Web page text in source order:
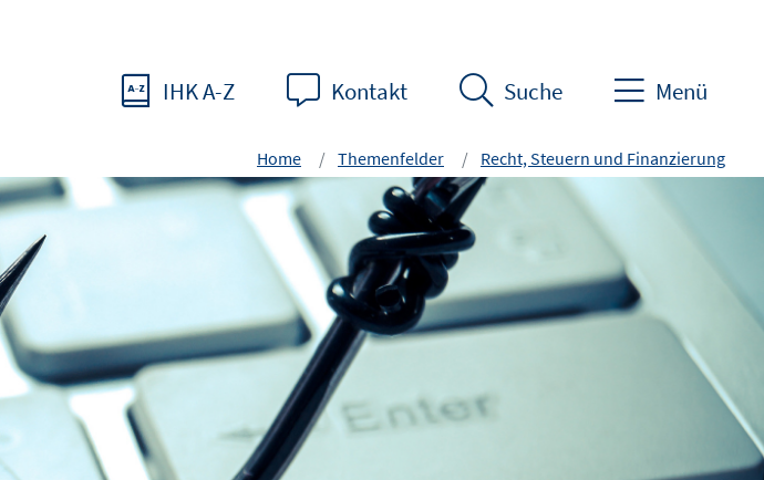
IHK A-Z Kontakt Suche Menü
Home Themenfelder Recht, Steuern und Finanzierung